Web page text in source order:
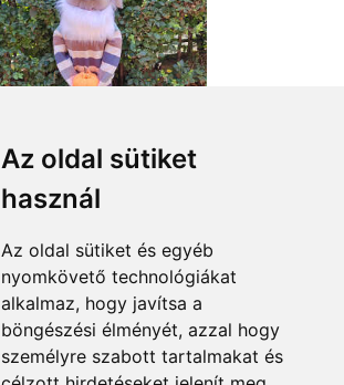
Az oldal sütiket
használ
Az oldal sütiket és egyéb
nyomkövető technológiákat
alkalmaz, hogy javítsa a
böngészési élményét, azzal hogy
személyre szabott tartalmakat és
from HUF18,760
Accepted payment methods